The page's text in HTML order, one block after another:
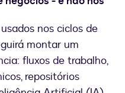
nos ciclos de
montar um
fluxos de trabalho,
repositórios